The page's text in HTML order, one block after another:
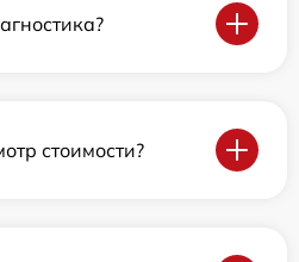
стоимости?